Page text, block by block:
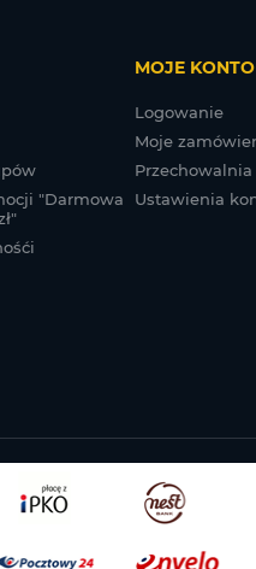
"Darmowa
MOJE KONTO
Logowanie
Moje
Przechowalnia
Ustawienia